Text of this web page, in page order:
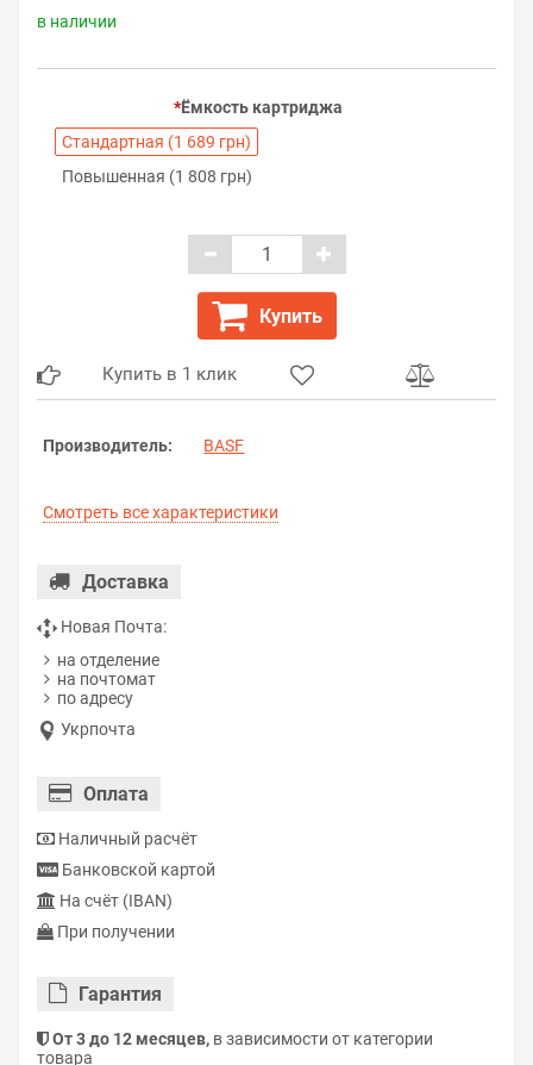
в наличии
Ёмкость картриджа
Стандартная (1 689 грн)
Повышенная (1 808 грн)
Купить
Купить в 1 клик
Производитель: BASF
Смотреть все характеристики
Доставка
Новая Почта:
на отделение
на почтомат
по адресу
Укрпочта
Оплата
Наличный расчёт
Банковской картой
На счёт (IBAN)
При получении
Гарантия
От 3 до 12 месяцев, в зависимости от категории
товара